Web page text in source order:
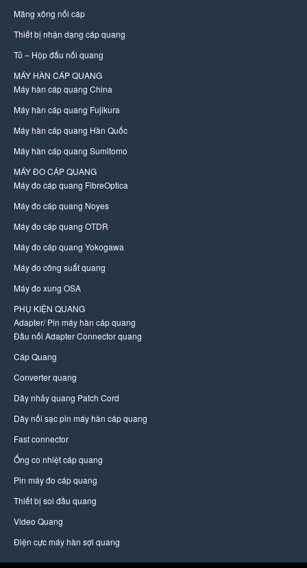
Măng xông nối cáp
Thiết bị nhận dạng cáp quang
Tủ – Hộp đấu nối quang
MÁY HÀN CÁP QUANG
Máy hàn cáp quang China
Máy hàn cáp quang Fujikura
Máy hàn cáp quang Hàn Quốc
Máy hàn cáp quang Sumitomo
MÁY ĐO CÁP QUANG
Máy đo cáp quang FibreOptica
Máy đo cáp quang Noyes
Máy đo cáp quang OTDR
Máy đo cáp quang Yokogawa
Máy đo công suất quang
Máy đo xung OSA
PHỤ KIỆN QUANG
Adapter/ Pin máy hàn cáp quang
Đầu nối Adapter Connector quang
Cáp Quang
Converter quang
Dây nhảy quang Patch Cord
Dây nối sạc pin máy hàn cáp quang
Fast connector
Ống co nhiệt cáp quang
Pin máy đo cáp quang
Thiết bị soi đầu quang
Video Quang
Điện cực máy hàn sợi quang